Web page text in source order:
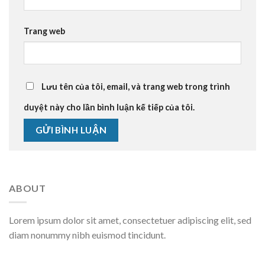
Trang web
Lưu tên của tôi, email, và trang web trong trình
duyệt này cho lần bình luận kế tiếp của tôi.
ABOUT
Lorem ipsum dolor sit amet, consectetuer adipiscing elit, sed
diam nonummy nibh euismod tincidunt.